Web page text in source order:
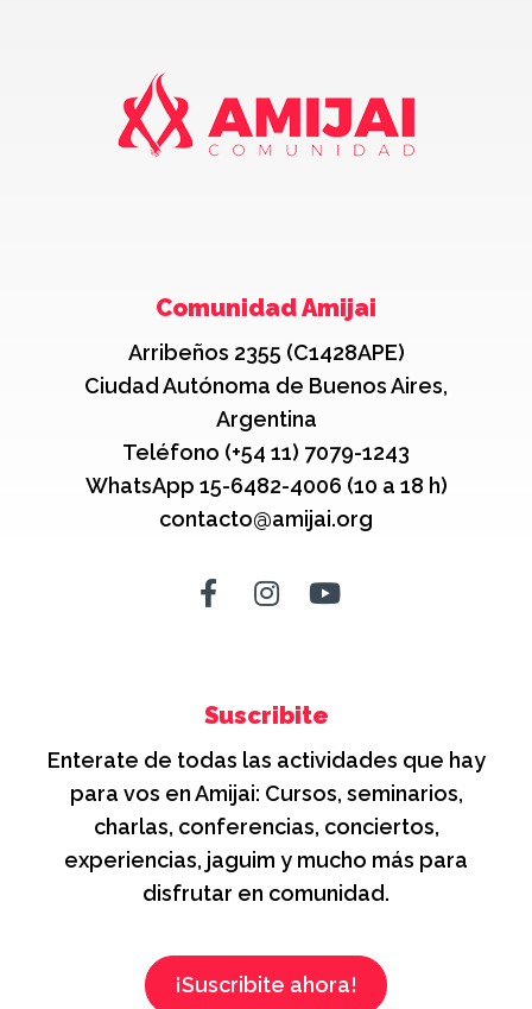
Comunidad Amijai
Arribeños 2355 (C1428APE)
Ciudad Autónoma de Buenos Aires,
Argentina
Teléfono (+54 11) 7079-1243
WhatsApp 15-6482-4006 (10 a 18 h)
contacto@amijai.org
Suscribite
Enterate de todas las actividades que hay
para vos en Amijai: Cursos, seminarios,
charlas, conferencias, conciertos,
experiencias, jaguim y mucho más para
disfrutar en comunidad.
¡Suscribite ahora!